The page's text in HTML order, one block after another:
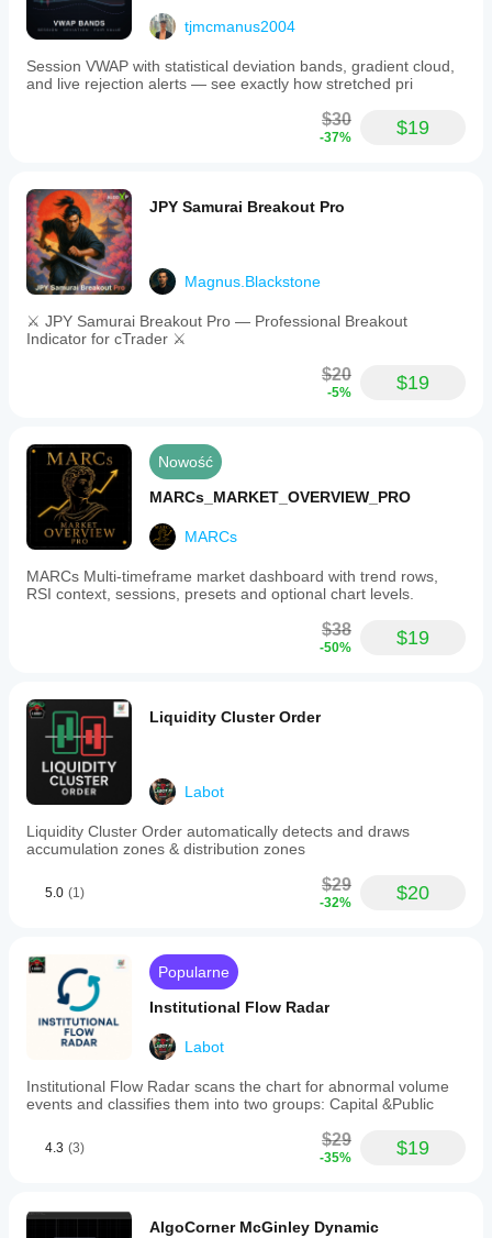
tjmcmanus2004
Session VWAP with statistical deviation bands, gradient cloud,
and live rejection alerts — see exactly how stretched pri
$30
-37% $19
JPY Samurai Breakout Pro
Magnus.Blackstone
⚔️ JPY Samurai Breakout Pro — Professional Breakout
Indicator for cTrader ⚔️
$20
-5% $19
Nowość
MARCs_MARKET_OVERVIEW_PRO
MARCs
MARCs Multi-timeframe market dashboard with trend rows,
RSI context, sessions, presets and optional chart levels.
$38
-50% $19
Liquidity Cluster Order
Labot
Liquidity Cluster Order automatically detects and draws
accumulation zones & distribution zones
5.0 (1) $29
-32% $20
Popularne
Institutional Flow Radar
Labot
Institutional Flow Radar scans the chart for abnormal volume
events and classifies them into two groups: Capital &Public
4.3 (3) $29
-35% $19
AlgoCorner McGinley Dynamic